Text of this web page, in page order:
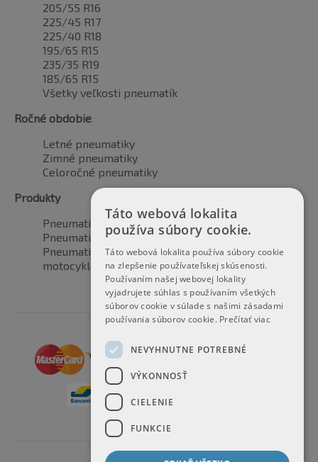
205/55 R16
225/45 R17
225/40 R18
195/65 R15
235/35 R19
185/65 R15
Všetky veľkosti pneumatík
Ročné obdobie
Letné pneumatiky
Zimné pneumatiky
Celoročné pneumatiky
Produkty
Pneumatiky pre automobily
Pneumatiky pre SUV / 4x4
Pneumatiky pre dodávku
motocyklové pneumatiky
Táto webová lokalita
používa súbory cookie.
Táto webová lokalita používa súbory cookie
na zlepšenie používateľskej skúsenosti.
Používaním našej webovej lokality
vyjadrujete súhlas s používaním všetkých
súborov cookie v súlade s našimi zásadami
používania súborov cookie. Prečítať viac
NEVYHNUTNE POTREBNÉ
VÝKONNOSŤ
CIELENIE
FUNKCIE